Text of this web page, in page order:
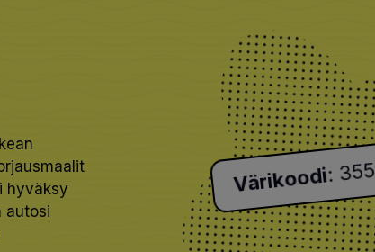
hyväksy
autosi
Värikoodi:355